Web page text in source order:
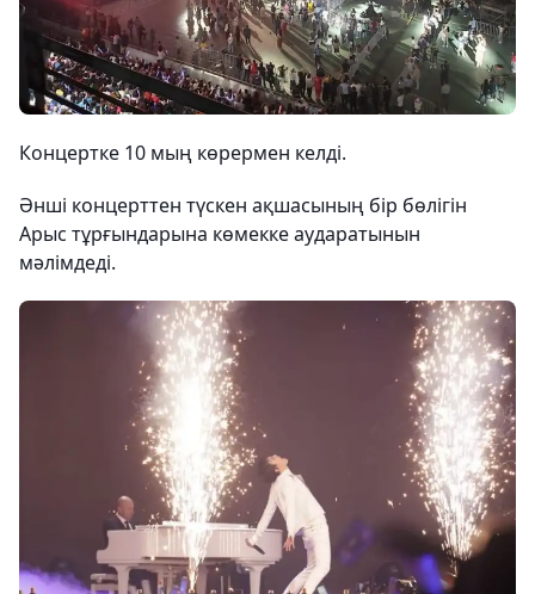
Концертке 10 мың көрермен келді.
Әнші концерттен түскен ақшасының бір бөлігін
Арыс тұрғындарына көмекке аударатынын
мәлімдеді.